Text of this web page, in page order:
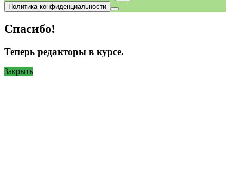
Политика конфиденциальности
Спасибо!
Теперь редакторы в курсе.
Закрыть